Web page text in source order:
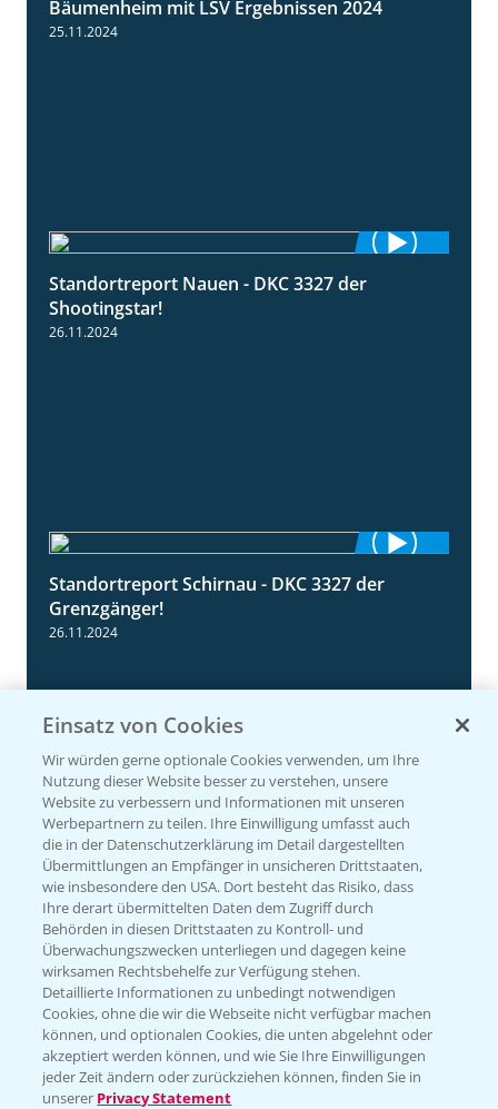
Bäumenheim mit LSV Ergebnissen 2024
25.11.2024
Standortreport Nauen - DKC 3327 der
Shootingstar!
26.11.2024
4:19
Standortreport Schirnau - DKC 3327 der
Grenzgänger!
26.11.2024
4:29
Körnermais früh - mittelfrüh erste
Ergebnisse 2024
20.11.2024
Einsatz von Cookies
Wir würden gerne optionale Cookies verwenden, um Ihre
Nutzung dieser Website besser zu verstehen, unsere
Website zu verbessern und Informationen mit unseren
Werbepartnern zu teilen. Ihre Einwilligung umfasst auch
die in der Datenschutzerklärung im Detail dargestellten
Übermittlungen an Empfänger in unsicheren Drittstaaten,
wie insbesondere den USA. Dort besteht das Risiko, dass
Ihre derart übermittelten Daten dem Zugriff durch
Behörden in diesen Drittstaaten zu Kontroll- und
Überwachungszwecken unterliegen und dagegen keine
wirksamen Rechtsbehelfe zur Verfügung stehen.
Detaillierte Informationen zu unbedingt notwendigen
Cookies, ohne die wir die Webseite nicht verfügbar machen
können, und optionalen Cookies, die unten abgelehnt oder
akzeptiert werden können, und wie Sie Ihre Einwilligungen
jeder Zeit ändern oder zurückziehen können, finden Sie in
unserer Privacy Statement